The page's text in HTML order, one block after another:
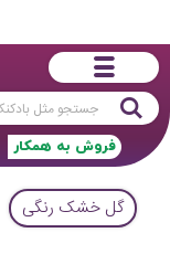
جستجو
فروش به همکار
گل خشک رنگی